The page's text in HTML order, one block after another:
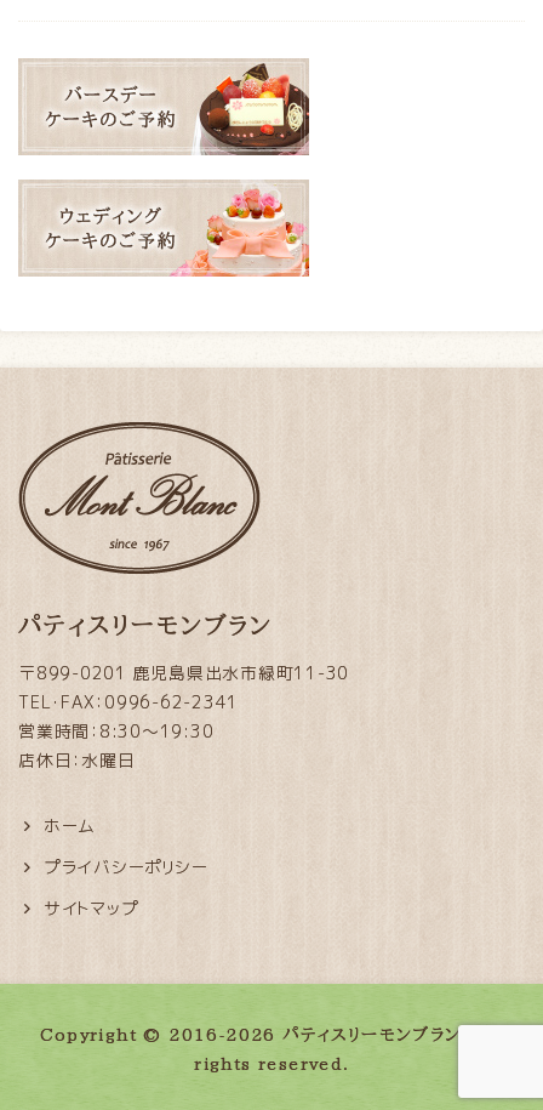
パティスリーモンブラン
〒899-0201 鹿児島県出水市緑町11-30
TEL・FAX：0996-62-2341
営業時間：8:30～19:30
店休日：水曜日
ホーム
プライバシーポリシー
サイトマップ
Copyright © 2016-2026 パティスリーモンブラン. All
rights reserved.